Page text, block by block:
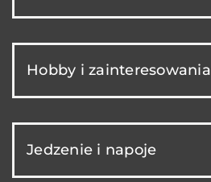
Hobby i zainteresowania
Jedzenie i napoje